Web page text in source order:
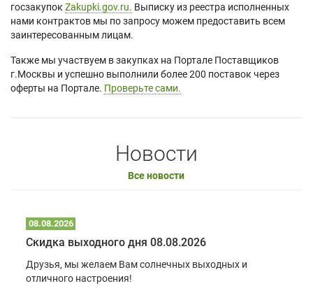
госзакупок Zakupki.gov.ru. Выписку из реестра исполненных
нами контрактов мы по запросу можем предоставить всем
заинтересованным лицам.
Также мы участвуем в закупках на Портале Поставщиков
г.Москвы и успешно выполнили более 200 поставок через
оферты на Портале. Проверьте сами.
Новости
Все новости
08.08.2026
Скидка выходного дня 08.08.2026
Друзья, мы желаем Вам солнечных выходных и
отличного настроения!